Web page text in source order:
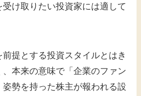
け取りたい投資家には適して
提とする投資スタイルとはき
本来の意味で「企業のファン
姿勢を持った株主が報われる設